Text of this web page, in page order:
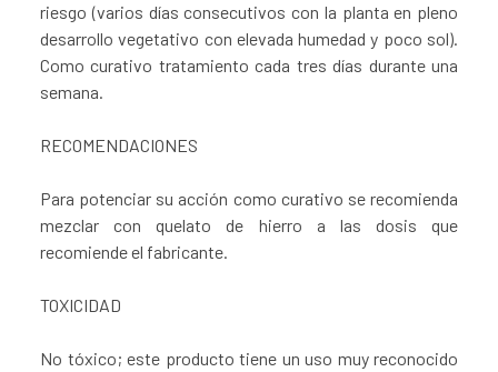
riesgo (varios días consecutivos con la planta en pleno
desarrollo vegetativo con elevada humedad y poco sol).
Como curativo tratamiento cada tres días durante una
semana.
RECOMENDACIONES
Para potenciar su acción como curativo se recomienda
mezclar con quelato de hierro a las dosis que
recomiende el fabricante.
TOXICIDAD
No tóxico; este producto tiene un uso muy reconocido